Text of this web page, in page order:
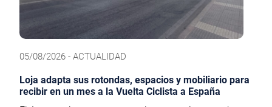
05/08/2026 - ACTUALIDAD
Loja adapta sus rotondas, espacios y mobiliario para
recibir en un mes a la Vuelta Ciclista a España